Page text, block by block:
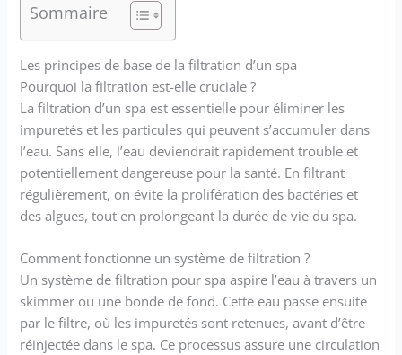
Sommaire
Les principes de base de la filtration d’un spa
Pourquoi la filtration est-elle cruciale ?
La filtration d’un spa est essentielle pour éliminer les
impuretés et les particules qui peuvent s’accumuler dans
l’eau. Sans elle, l’eau deviendrait rapidement trouble et
potentiellement dangereuse pour la santé. En filtrant
régulièrement, on évite la prolifération des bactéries et
des algues, tout en prolongeant la durée de vie du spa.
Comment fonctionne un système de filtration ?
Un système de filtration pour spa aspire l’eau à travers un
skimmer ou une bonde de fond. Cette eau passe ensuite
par le filtre, où les impuretés sont retenues, avant d’être
réinjectée dans le spa. Ce processus assure une circulation